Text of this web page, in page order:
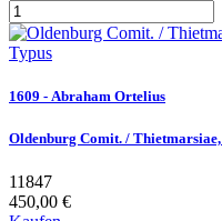
1609 - Abraham Ortelius
Oldenburg Comit. /
11847
450,00 €